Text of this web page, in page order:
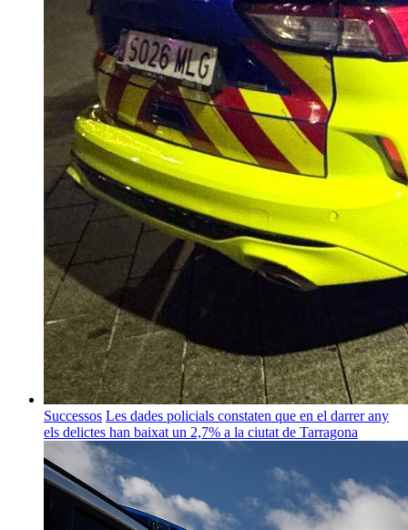
Successos Les dades policials constaten que en el darrer any
els delictes han baixat un 2,7% a la ciutat de Tarragona